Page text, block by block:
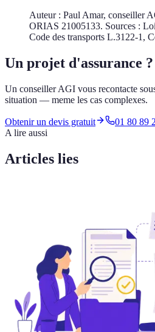
Auteur : Paul Amar, conseiller
ORIAS 21005133. Sources :
Code des transports L.3122-1,
Un projet d'assurance ?
Un conseiller AGI vous recontacte
situation — meme les cas complexes.
Obtenir un devis gratuit
01 80 89
A lire aussi
Articles lies